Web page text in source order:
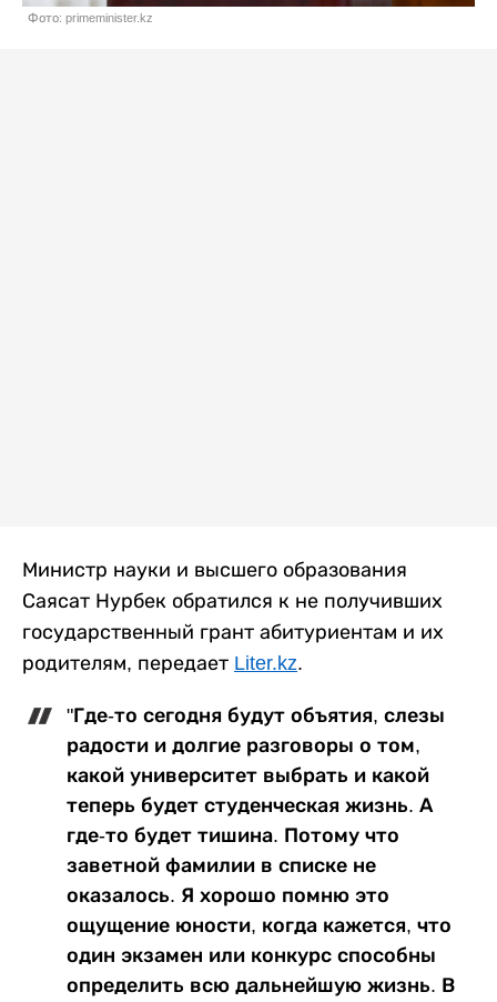
Фото: primeminister.kz
Министр науки и высшего образования
Саясат Нурбек обратился к не получивших
государственный грант абитуриентам и их
родителям, передает Liter.kz.
"Где-то сегодня будут объятия, слезы
радости и долгие разговоры о том,
какой университет выбрать и какой
теперь будет студенческая жизнь. А
где-то будет тишина. Потому что
заветной фамилии в списке не
оказалось. Я хорошо помню это
ощущение юности, когда кажется, что
один экзамен или конкурс способны
определить всю дальнейшую жизнь. В